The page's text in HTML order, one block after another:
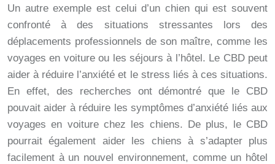
Un autre exemple est celui d’un chien qui est souvent
confronté à des situations stressantes lors des
déplacements professionnels de son maître, comme les
voyages en voiture ou les séjours à l’hôtel. Le CBD peut
aider à réduire l’anxiété et le stress liés à ces situations.
En effet, des recherches ont démontré que le CBD
pouvait aider à réduire les symptômes d’anxiété liés aux
voyages en voiture chez les chiens. De plus, le CBD
pourrait également aider les chiens à s’adapter plus
facilement à un nouvel environnement, comme un hôtel